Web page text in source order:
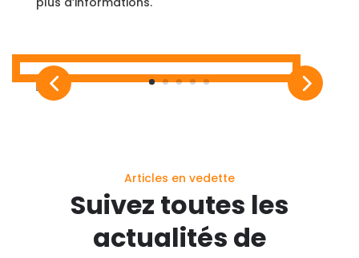
Articles en vedette
Suivez toutes les
actualités de